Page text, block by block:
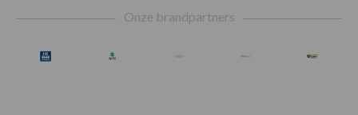
Onze brandpartners